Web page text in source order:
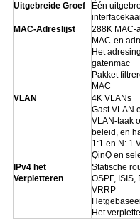
Uitgebreide Groef
Één
MAC-Adreslijst
288K MAC-
MAC-en
Het
gatenmac
Pakket
MAC
VLAN
4K VLANs
Gast VLAN
VLAN-taak
beleid, en
1:1 en N: 1
QinQ en
IPv4 het
Verpletteren
Statische
OSPF, ISIS,
VRRP
Het